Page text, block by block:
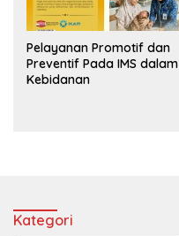
Pelayanan Promotif dan
Preventif Pada IMS dalam
Kebidanan
Kategori